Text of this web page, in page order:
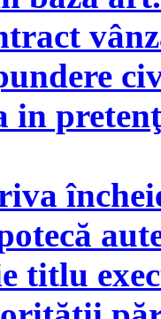
in
titlu